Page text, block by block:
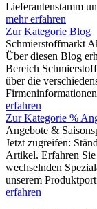
Lieferantenstamm
mehr erfahren
Zur Kategorie Blog
Schmierstoffmarkt
Über diesen Blog
Bereich
über die
erfahren
Zur Kategorie %
Angebote &
Jetzt zugreifen:
Artikel. Erfahren Sie
wechselnden
unserem
erfahren